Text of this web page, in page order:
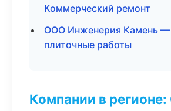
Коммерческий ремонт
ООО Инженерия Камень —
плиточные работы
Компании в